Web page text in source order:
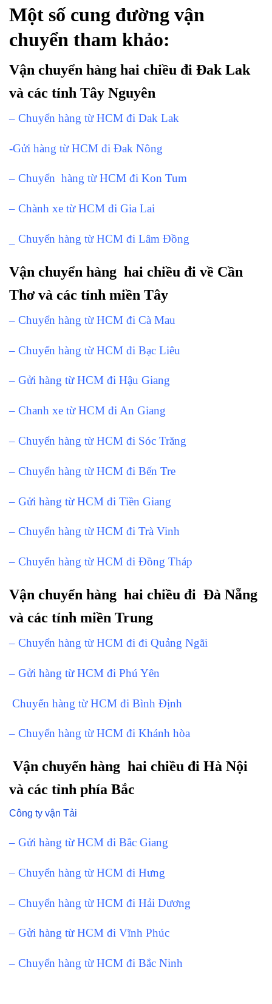
Một số cung đường vận
chuyển tham khảo:
Vận chuyển hàng hai chiều đi Đak Lak
và các tỉnh Tây Nguyên
– Chuyển hàng từ HCM đi Dak Lak
-Gửi hàng từ HCM đi Đak Nông
– Chuyển hàng từ HCM đi Kon Tum
– Chành xe từ HCM đi Gia Lai
_ Chuyển hàng từ HCM đi Lâm Đồng
Vận chuyển hàng hai chiều đi về Cần
Thơ và các tỉnh miền Tây
– Chuyển hàng từ HCM đi Cà Mau
– Chuyển hàng từ HCM đi Bạc Liêu
– Gửi hàng từ HCM đi Hậu Giang
– Chanh xe từ HCM đi An Giang
– Chuyển hàng từ HCM đi Sóc Trăng
– Chuyển hàng từ HCM đi Bến Tre
– Gửi hàng từ HCM đi Tiền Giang
– Chuyển hàng từ HCM đi Trà Vinh
– Chuyển hàng từ HCM đi Đồng Tháp
Vận chuyển hàng hai chiều đi Đà Nẵng
và các tỉnh miền Trung
– Chuyển hàng từ HCM đi đi Quảng Ngãi
– Gửi hàng từ HCM đi Phú Yên
Chuyển hàng từ HCM đi Bình Định
– Chuyển hàng từ HCM đi Khánh hòa
Vận chuyển hàng hai chiều đi Hà Nội
và các tỉnh phía Bắc
Công ty vận Tải
– Gửi hàng từ HCM đi Bắc Giang
– Chuyển hàng từ HCM đi Hưng
– Chuyển hàng từ HCM đi Hải Dương
– Gửi hàng từ HCM đi Vĩnh Phúc
– Chuyển hàng từ HCM đi Bắc Ninh